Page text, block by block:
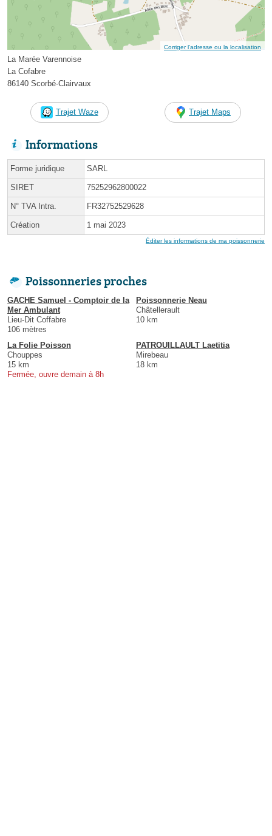
Corriger l’adresse ou la localisation
La Marée Varennoise
La Cofabre
86140 Scorbé-Clairvaux
Trajet Waze Trajet Maps
Informations
Forme juridique SARL
SIRET 75252962800022
N° TVA Intra. FR32752529628
Création 1 mai 2023
Éditer les informations de ma poissonnerie
Poissonneries proches
GACHE Samuel - Comptoir de la
Mer Ambulant
Lieu-Dit Coffabre
106 mètres
Poissonnerie Neau
Châtellerault
10 km
La Folie Poisson
Chouppes
15 km
Fermée, ouvre demain à 8h
PATROUILLAULT Laetitia
Mirebeau
18 km